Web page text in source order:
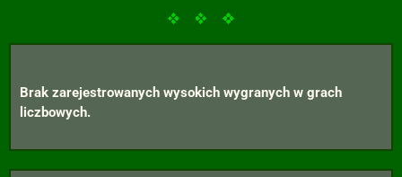
Brak zarejestrowanych wysokich wygranych w grach
liczbowych.